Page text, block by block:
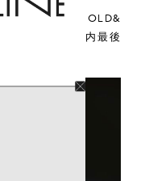
セレクトされた OLD&
SELECT」年内最後